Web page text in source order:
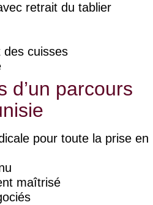
retrait du tablier
des cuisses
d’un parcours
pour toute la prise en
maîtrisé